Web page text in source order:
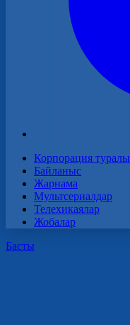
Корпорация туралы
Байланыс
Жарнама
Мультсериалдар
Телехикаялар
Жобалар
Басты